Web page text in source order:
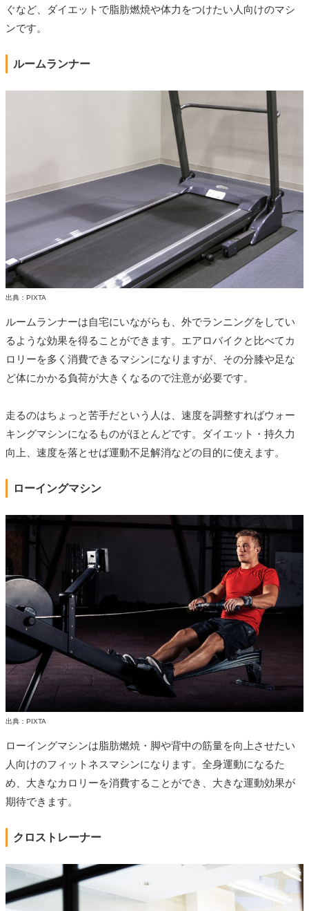
ぐなど、ダイエットで脂肪燃焼や体力をつけたい人向けのマシ
ンです。
ルームランナー
出典：PIXTA
ルームランナーは自宅にいながらも、外でランニングをしてい
るような効果を得ることができます。エアロバイクと比べてカ
ロリーを多く消費できるマシンになりますが、その分膝や足な
ど体にかかる負荷が大きくなるので注意が必要です。
走るのはちょっと苦手だという人は、速度を調整すればウォー
キングマシンになるものがほとんどです。ダイエット・持久力
向上、速度を落とせば運動不足解消などの目的に使えます。
ローイングマシン
出典：PIXTA
ローイングマシンは脂肪燃焼・脚や背中の筋量を向上させたい
人向けのフィットネスマシンになります。全身運動になるた
め、大きなカロリーを消費することができ、大きな運動効果が
期待できます。
クロストレーナー